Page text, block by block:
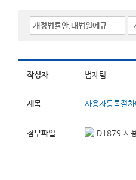
작성자 법제팀
제목 사용자등록절
첨부파일 D1879 사